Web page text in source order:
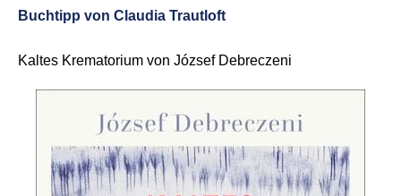
Buchtipp von Claudia Trautloft
Kaltes Krematorium von József Debreczeni